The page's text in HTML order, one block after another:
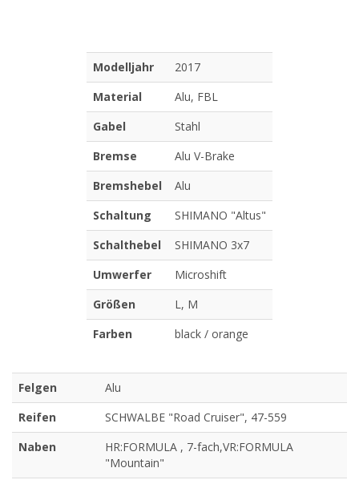
Modelljahr
2017
Material
Alu, FBL
Gabel
Stahl
Bremse
Alu V-Brake
Bremshebel
Alu
Schaltung
SHIMANO "Altus"
Schalthebel
SHIMANO 3x7
Umwerfer
Microshift
Größen
L, M
Farben
black / orange
Felgen
Alu
Reifen
SCHWALBE "Road Cruiser", 47-559
Naben
HR:FORMULA , 7-fach,VR:FORMULA
"Mountain"